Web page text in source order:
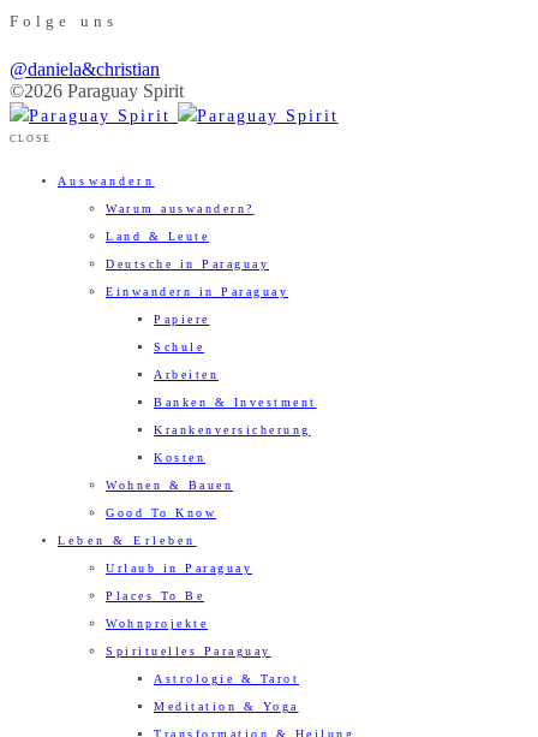
Folge uns
@daniela&christian
©2026 Paraguay Spirit
CLOSE
Auswandern
Warum auswandern?
Land & Leute
Deutsche in Paraguay
Einwandern in Paraguay
Papiere
Schule
Arbeiten
Banken & Investment
Krankenversicherung
Kosten
Wohnen & Bauen
Good To Know
Leben & Erleben
Urlaub in Paraguay
Places To Be
Wohnprojekte
Spirituelles Paraguay
Astrologie & Tarot
Meditation & Yoga
Transformation & Heilung